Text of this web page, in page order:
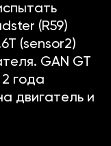
(R59)
(sensor2)
GAN GT
года
двигатель и